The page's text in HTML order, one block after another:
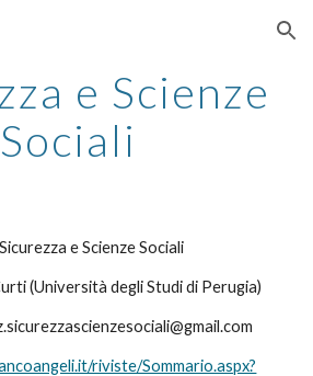
Skip to navigation
e Scienze
Sociali
e Scienze Sociali
(Università degli Studi di Perugia)
riviste/Sommario.aspx?